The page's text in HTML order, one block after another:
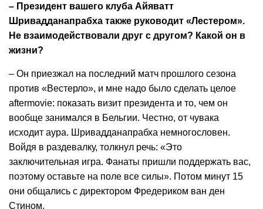
– Президент вашего клуба Айяватт
Шривадданапрабха также руководит «Лестером».
Не взаимодействовали друг с другом? Какой он в
жизни?
– Он приезжал на последний матч прошлого сезона
против «Вестерло», и мне надо было сделать целое
aftermovie: показать визит президента и то, чем он
вообще занимался в Бельгии. Честно, от чувака
исходит аура. Шривадданапрабха немногословен.
Войдя в раздевалку, толкнул речь: «Это
заключительная игра. Фанаты пришли поддержать вас,
поэтому оставьте на поле все силы». Потом минут 15
они общались с директором Фредериком ван ден
Стином.